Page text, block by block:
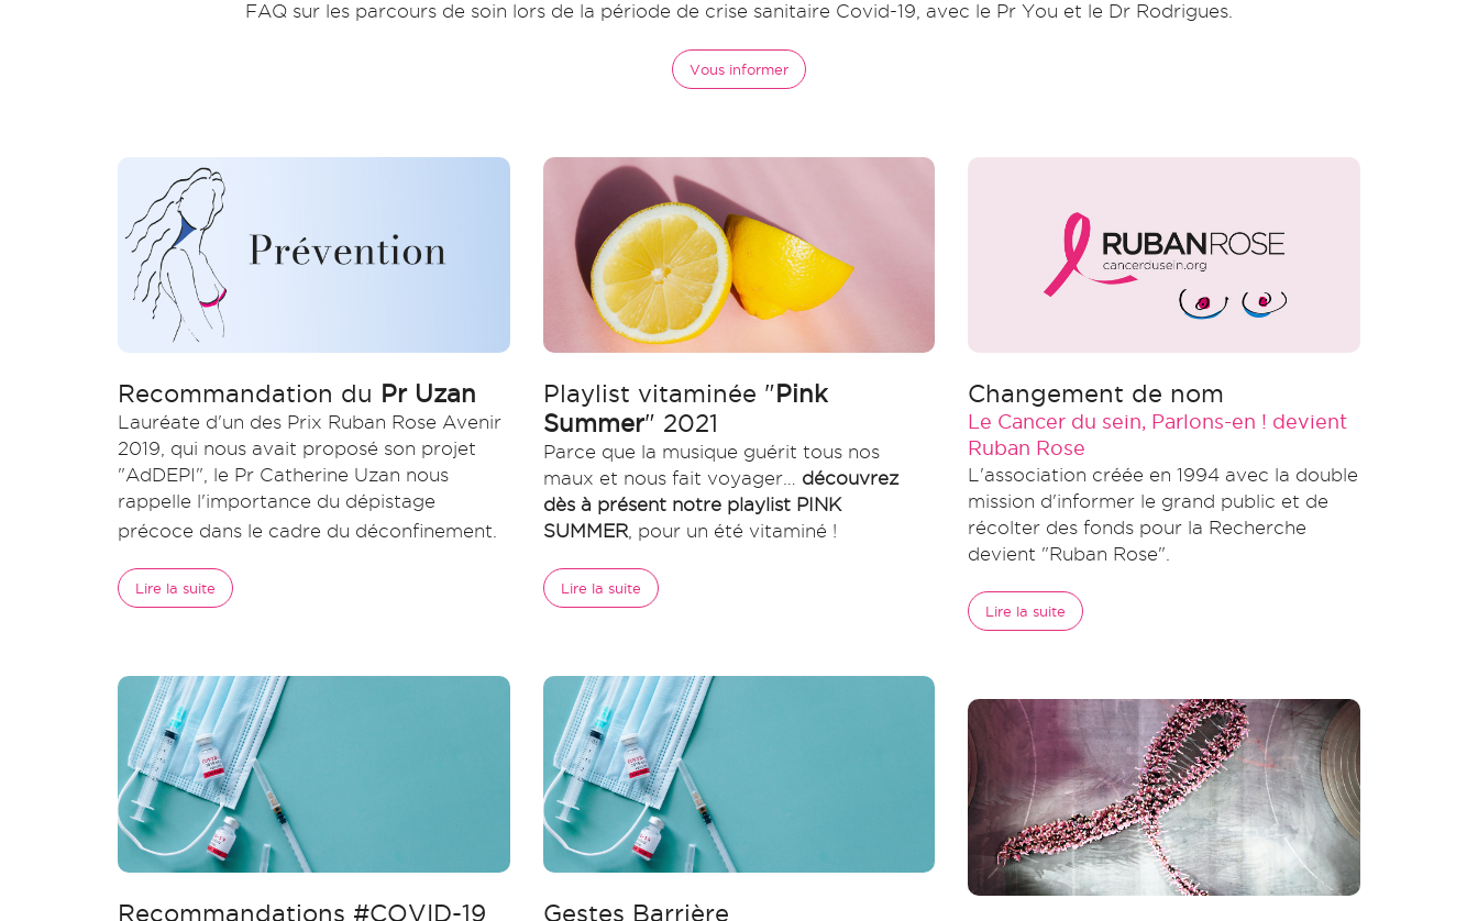
FAQ sur les parcours de soin lors de la période de crise sanitaire Covid-19, avec le Pr You et le Dr Rodrigues.
Vous informer
Recommandation du Pr Uzan
Lauréate d'un des Prix Ruban Rose Avenir
2019, qui nous avait proposé son projet
"AdDEPI", le Pr Catherine Uzan nous
rappelle l'importance du dépistage
précoce dans le cadre du déconfinement.
Lire la suite
Recommandations #COVID-19
Playlist vitaminée " Pink
Summer" 2021
Parce que la musique guérit tous nos
maux et nous fait voyager… découvrez
dès à présent notre playlist PINK
SUMMER, pour un été vitaminé !
Lire la suite
Gestes Barrière
Changement de nom
Le Cancer du sein, Parlons-en ! devient
Ruban Rose
L'association créée en 1994 avec la double
mission d'informer le grand public et de
récolter des fonds pour la Recherche
devient "Ruban Rose".
Lire la suite